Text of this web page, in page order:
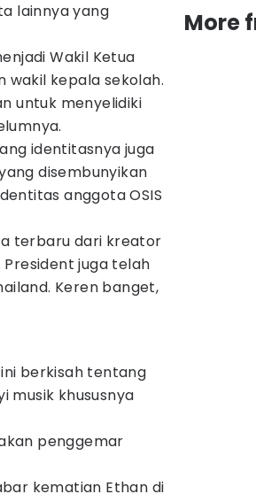
lainnya yang
Wakil Ketua
wakil kepala sekolah.
untuk menyelidiki
identitasnya juga
disembunyikan
anggota OSIS
terbaru dari kreator
President juga telah
Keren banget,
berkisah tentang
musik khususnya
penggemar
kematian Ethan di
More